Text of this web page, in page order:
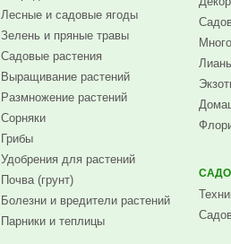
Лесные и садовые ягоды
Зелень и пряные травы
Садовые растения
Выращивание растений
Размножение растений
Сорняки
Грибы
Удобрения для растений
Почва (грунт)
Болезни и вредители растений
Парники и теплицы